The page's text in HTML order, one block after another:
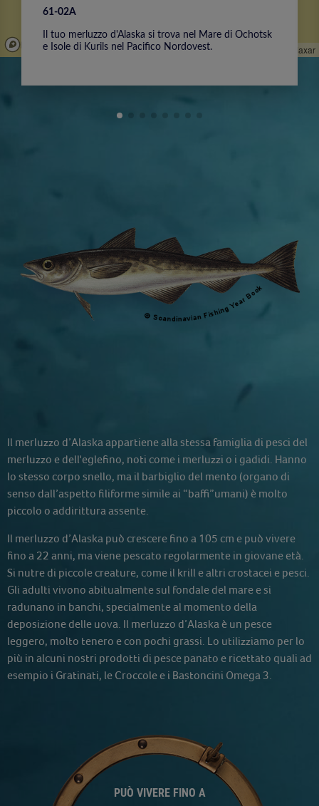
© Mapbox © OpenStreetMap Improve this map © Maxar
61-02A
Il tuo merluzzo d'Alaska si trova nel Mare di Ochotsk
e Isole di Kurils nel Pacifico Nordovest.
Il merluzzo d’Alaska appartiene alla stessa famiglia di pesci del
merluzzo e dell'eglefino, noti come i merluzzi o i gadidi. Hanno
lo stesso corpo snello, ma il barbiglio del mento (organo di
senso dall’aspetto filiforme simile ai “baffi”umani) è molto
piccolo o addirittura assente.
Il merluzzo d’Alaska può crescere fino a 105 cm e può vivere
fino a 22 anni, ma viene pescato regolarmente in giovane età.
Si nutre di piccole creature, come il krill e altri crostacei e pesci.
Gli adulti vivono abitualmente sul fondale del mare e si
radunano in banchi, specialmente al momento della
deposizione delle uova. Il merluzzo d’Alaska è un pesce
leggero, molto tenero e con pochi grassi. Lo utilizziamo per lo
più in alcuni nostri prodotti di pesce panato e ricettato quali ad
esempio i Gratinati, le Croccole e i Bastoncini Omega 3.
PUÒ VIVERE FINO A